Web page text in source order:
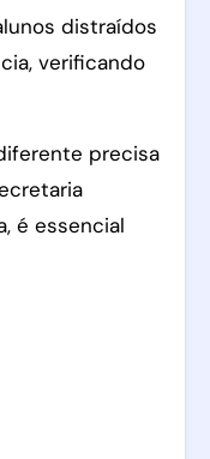
distraídos
verificando
precisa
é essencial